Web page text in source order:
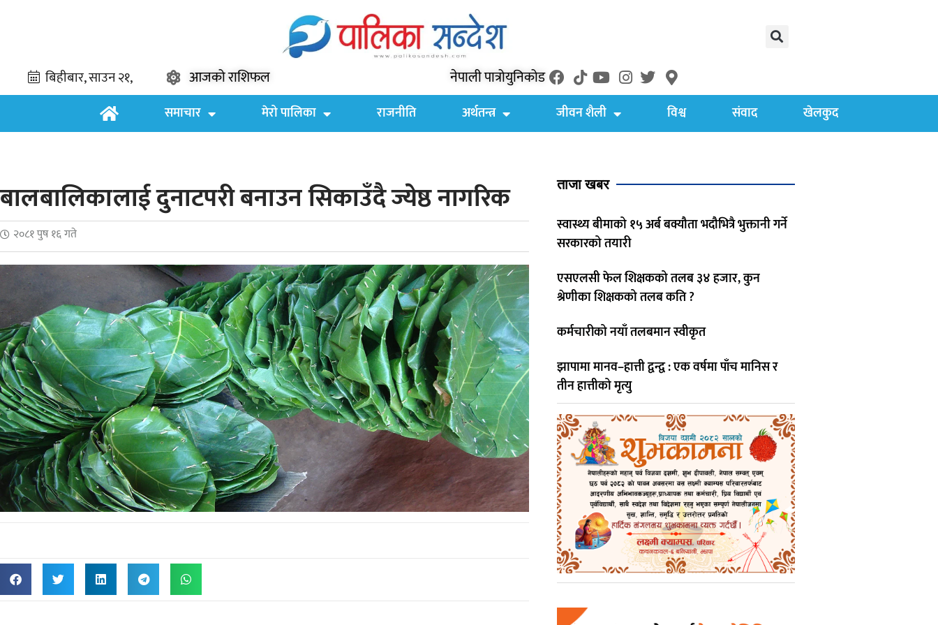
आजको राशिफल नेपाली पात्रोयुनिकोड
समाचार मेरो पालिका राजनीति अर्थतन्त्र जीवन शैली विश्व संवाद खेलकुद
बालबालिकालाई दुनाटपरी बनाउन सिकाउँदै ज्येष्ठ नागरिक
२०८१ पुष १६ गते
ताजा खबर
स्वास्थ्य बीमाको १५ अर्ब बक्यौता भदौभित्रै भुक्तानी गर्ने
सरकारको तयारी
एसएलसी फेल शिक्षकको तलब ३४ हजार, कुन
श्रेणीका शिक्षकको तलब कति ?
कर्मचारीको नयाँ तलबमान स्वीकृत
झापामा मानव–हात्ती द्वन्द्व : एक वर्षमा पाँच मानिस र
तीन हात्तीको मृत्यु